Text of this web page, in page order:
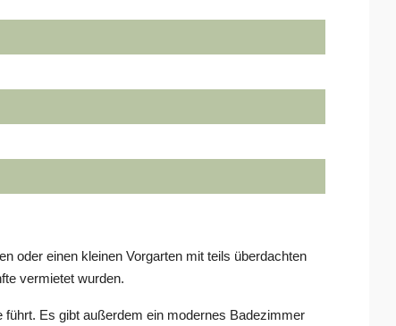
oder einen kleinen Vorgarten mit teils überdachten
vermietet wurden.
Es gibt außerdem ein modernes Badezimmer